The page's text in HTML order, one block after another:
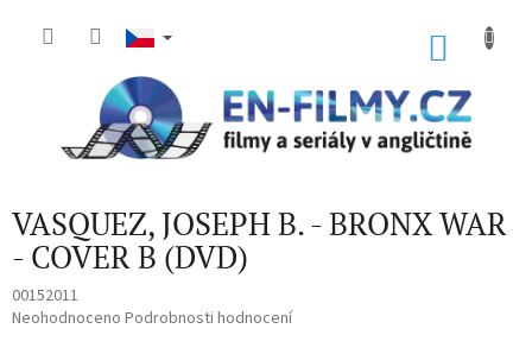
VASQUEZ, JOSEPH B. - BRONX WAR
- COVER B (DVD)
00152011
Průměrné
Neohodnoceno Podrobnosti hodnocení